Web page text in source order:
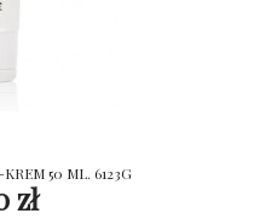
50 ML. 6123G
zł